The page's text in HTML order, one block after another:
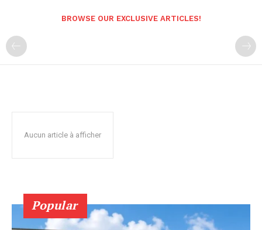
BROWSE OUR EXCLUSIVE ARTICLES!
Aucun article à afficher
Popular